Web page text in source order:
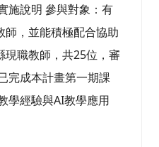
施說明 參與對象：有
師，並能積極配合協助
現職教師，共25位，審
完成本計畫第一期課
學經驗與AI教學應用